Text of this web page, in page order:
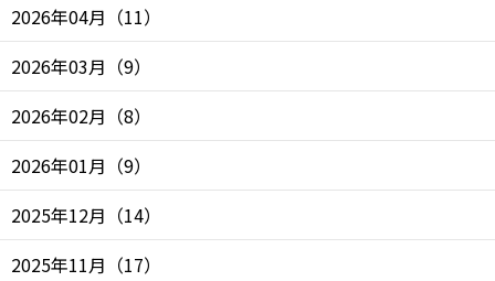
2026年04月 （11）
2026年03月 （9）
2026年02月 （8）
2026年01月 （9）
2025年12月 （14）
2025年11月 （17）